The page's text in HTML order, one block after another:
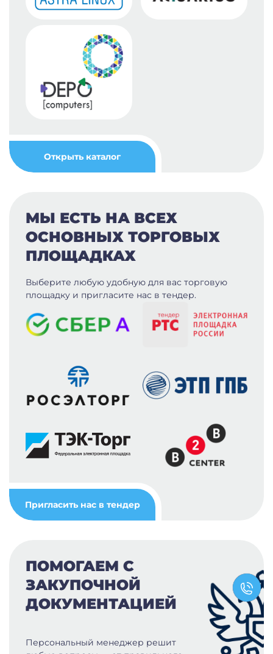
Открыть каталог
МЫ ЕСТЬ НА ВСЕХ
ОСНОВНЫХ ТОРГОВЫХ
ПЛОЩАДКАХ
Выберите любую удобную для вас торговую
площадку и пригласите нас в тендер.
Пригласить нас в тендер
ПОМОГАЕМ С
ЗАКУПОЧНОЙ
ДОКУМЕНТАЦИЕЙ
Персональный менеджер решит